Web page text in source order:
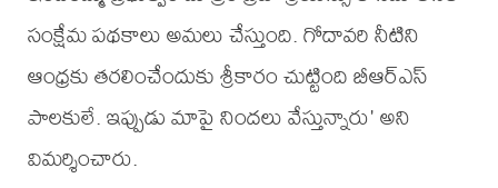
సంక్షేమ పథకాలు అమలు చేస్తుంది. గోదావరి నీటిని
ఆంధ్రకు తరలించేందుకు శ్రీకారం చుట్టింది బీఆర్ఎస్
పాలకులే. ఇప్పుడు మాపై నిందలు వేస్తున్నారు' అని
విమర్శించారు.